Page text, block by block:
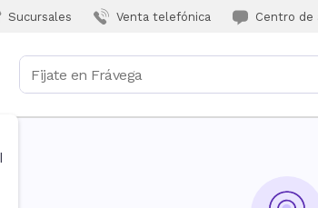
Sucursales Venta telefónica Centro de